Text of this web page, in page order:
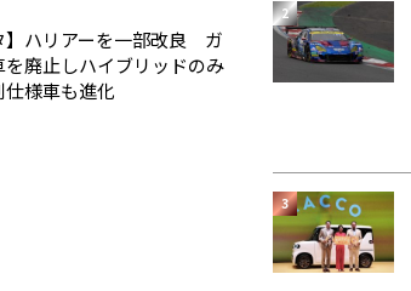
】ハリアーを一部改良 ガ
を廃止しハイブリッドのみ
仕様車も進化